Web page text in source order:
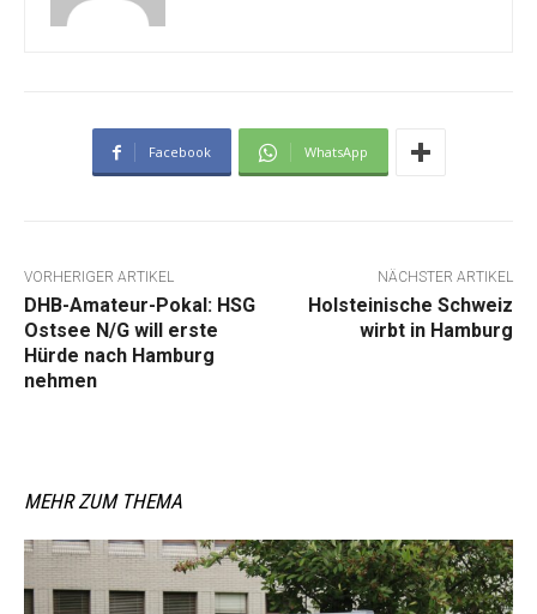
Facebook WhatsApp
VORHERIGER ARTIKEL
DHB-Amateur-Pokal: HSG
Ostsee N/G will erste
Hürde nach Hamburg
nehmen
NÄCHSTER ARTIKEL
Holsteinische Schweiz
wirbt in Hamburg
MEHR ZUM THEMA